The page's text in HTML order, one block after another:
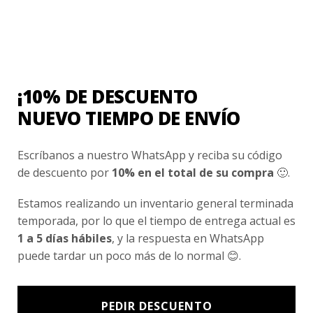
Valorado
con
0
de
COLEGIO PARROQUIAL SAN MIGUEL
Pantalón Buzo Colegio Parroquial
Valorado
con
de
Polera deporte manga corta Colegio Parroquial
¡10% DE DESCUENTO
NUEVO TIEMPO DE ENVÍO
Escríbanos a nuestro WhatsApp y reciba su código
de descuento por 10% en el total de su compra 🙂.
Estamos realizando un inventario general terminada
temporada, por lo que el tiempo de entrega actual es
1 a 5 días hábiles, y la respuesta en WhatsApp
puede tardar un poco más de lo normal 😊.
PEDIR DESCUENTO